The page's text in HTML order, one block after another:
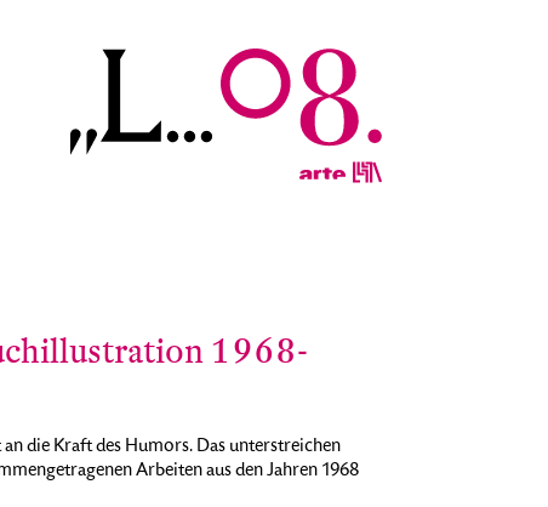
1968-
die Kraft des Humors. Das unterstreichen
Arbeiten aus den Jahren 1968